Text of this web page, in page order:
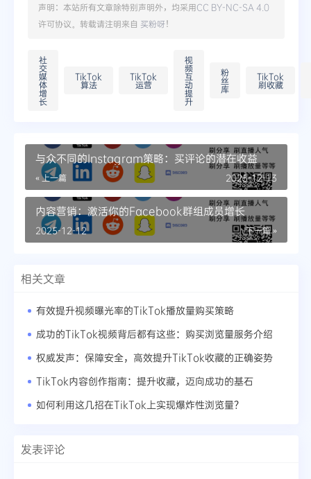
声明：本站所有文章除特别声明外，均采用CC BY-NC-SA 4.0
许可协议。转载请注明来自 买粉呀！
社
交
媒
体
增
长
TikTok
算法
TikTok
运营
视
频
互
动
提
升
粉
丝
库
TikTok
刷收藏
与众不同的Instagram策略：买评论的潜在收益
« 上一篇 2025-12-13
内容营销：激活你的Facebook群组成员增长
下一篇 »
2025-12-12
相关文章
有效提升视频曝光率的TikTok播放量购买策略
成功的TikTok视频背后都有这些：购买浏览量服务介绍
权威发声：保障安全，高效提升TikTok收藏的正确姿势
TikTok内容创作指南：提升收藏，迈向成功的基石
如何利用这几招在TikTok上实现爆炸性浏览量？
发表评论